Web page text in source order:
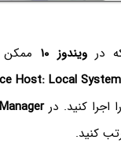
درویندوز ۱۰
ممکن
Host: Local
را اجرا کنید. در
کنید.